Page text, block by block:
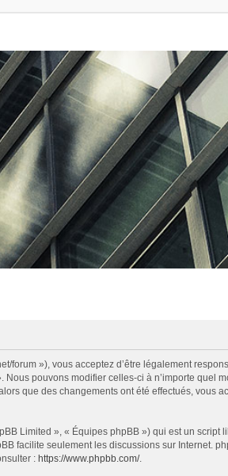
»), vous acceptez d’être légalement
pouvons modifier celles-ci à n’importe quel
que des changements ont été effectués, vous
Limited », « Équipes phpBB ») qui est un script
facilite seulement les discussions sur Internet.
: https://www.phpbb.com/.